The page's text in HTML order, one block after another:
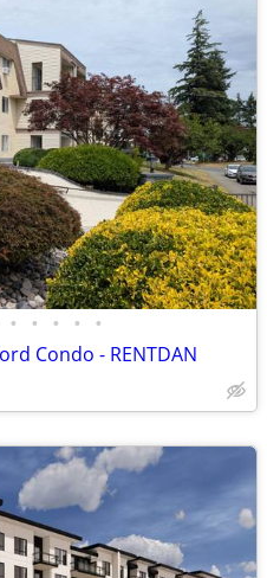
• • • • •
Condo - RENTDAN